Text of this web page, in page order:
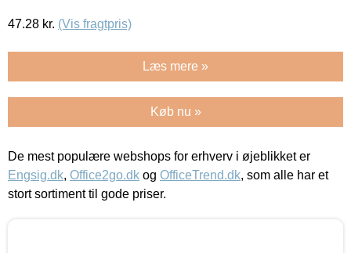
47.28 kr. (Vis fragtpris)
Læs mere »
Køb nu »
De mest populære webshops for erhverv i øjeblikket er
Engsig.dk, Office2go.dk og OfficeTrend.dk, som alle har et
stort sortiment til gode priser.